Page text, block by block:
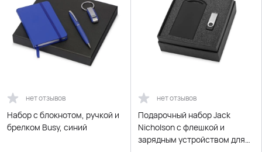
нет отзывов
Набор с блокнотом, ручкой и
брелком Busy, синий
нет отзывов
Подарочный набор Jack
Nicholson с флешкой и
зарядным устройством для